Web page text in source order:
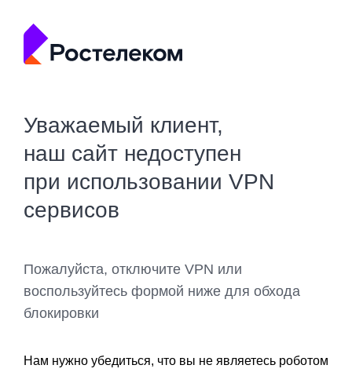
Уважаемый клиент,
наш сайт недоступен
при использовании VPN
сервисов
Пожалуйста, отключите VPN или
воспользуйтесь формой ниже для обхода
блокировки
Нам нужно убедиться, что вы не являетесь роботом